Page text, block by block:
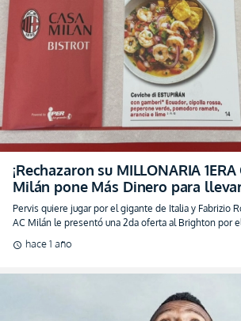
¡Rechazaron su MILLONARIA
Milán pone Más Dinero para
Estupiñán!
Pervis quiere jugar por el gigante de Italia y Fabrizio
AC Milán le presentó una 2da oferta al Brighton por
schedule hace 1 año